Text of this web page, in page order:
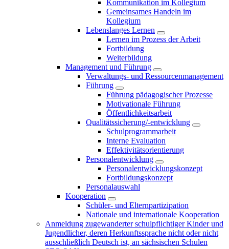
Kommunikation im Kollegium
Gemeinsames Handeln im
Kollegium
Lebenslanges Lernen
Lernen im Prozess der Arbeit
Fortbildung
Weiterbildung
Management und Führung
Verwaltungs- und Ressourcenmanagement
Führung
Führung pädagogischer Prozesse
Motivationale Führung
Öffentlichkeitsarbeit
Qualitätssicherung/-entwicklung
Schulprogrammarbeit
Interne Evaluation
Effektivitätsorientierung
Personalentwicklung
Personalentwicklungskonzept
Fortbildungskonzept
Personalauswahl
Kooperation
Schüler- und Elternpartizipation
Nationale und internationale Kooperation
Anmeldung zugewanderter schulpflichtiger Kinder und
Jugendlicher, deren Herkunftssprache nicht oder nicht
ausschließlich Deutsch ist, an sächsischen Schulen